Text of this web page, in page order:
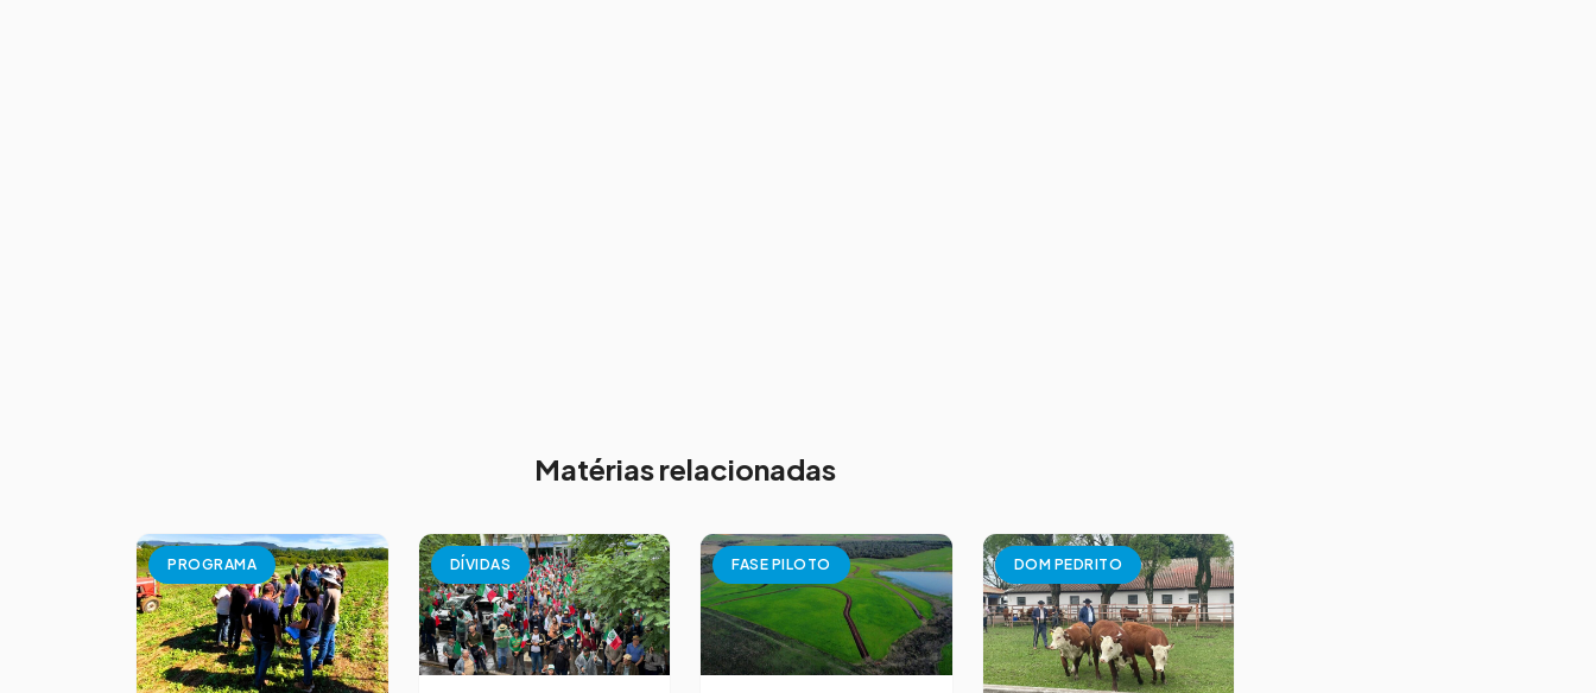
Matérias relacionadas
PROGRAMA DÍVIDAS FASE PILOTO DOM PEDRITO